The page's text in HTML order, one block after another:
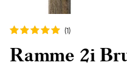
(1)
Ramme 2i